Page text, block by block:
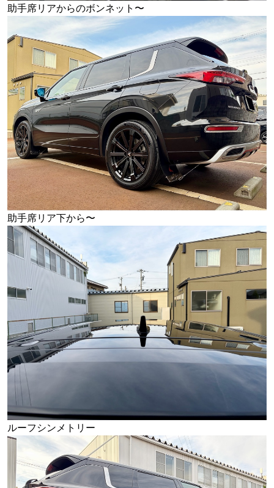
助手席リアからのボンネット〜
助手席リア下から〜
ルーフシンメトリー